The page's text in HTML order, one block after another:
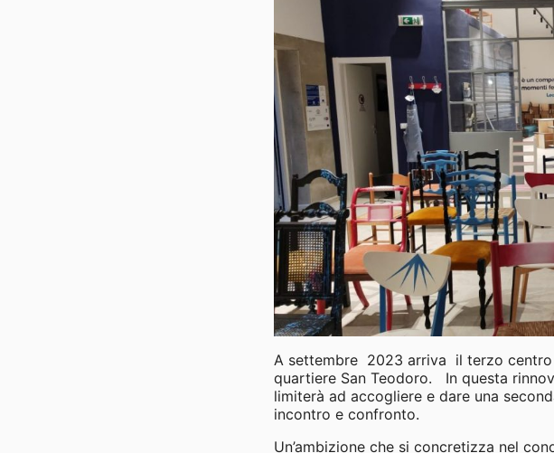
A settembre 2023 arriva il terzo centro
quartiere San Teodoro. In questa
limiterà ad accogliere e dare una
incontro e confronto.
Un’ambizione che si concretizza nel